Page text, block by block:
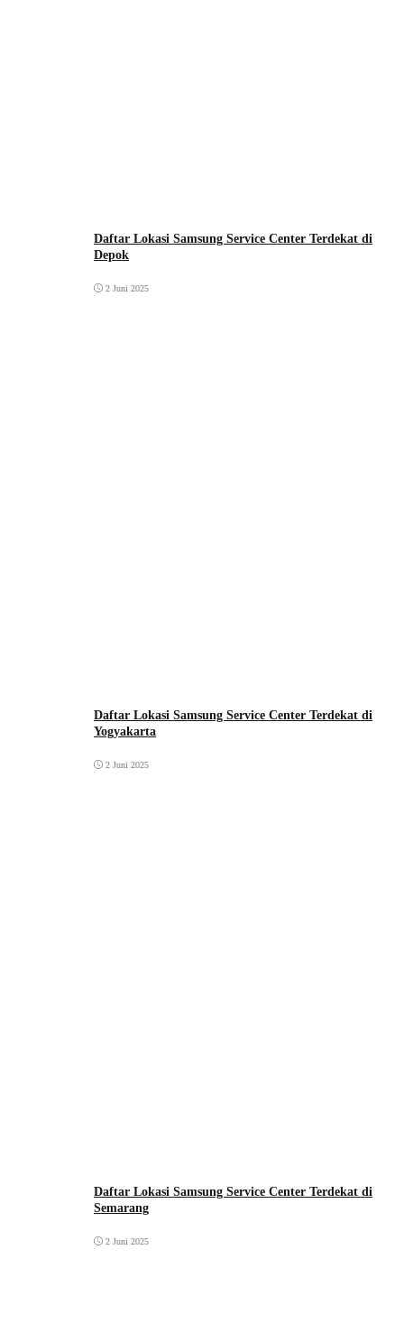
Daftar Lokasi Samsung Service Center Terdekat di
Depok
2 Juni 2025
Daftar Lokasi Samsung Service Center Terdekat di
Yogyakarta
2 Juni 2025
Daftar Lokasi Samsung Service Center Terdekat di
Semarang
2 Juni 2025